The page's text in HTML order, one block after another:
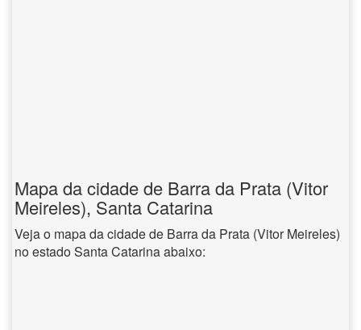
Mapa da cidade de Barra da Prata (Vitor
Meireles), Santa Catarina
Veja o mapa da cidade de Barra da Prata (Vitor Meireles)
no estado Santa Catarina abaixo: